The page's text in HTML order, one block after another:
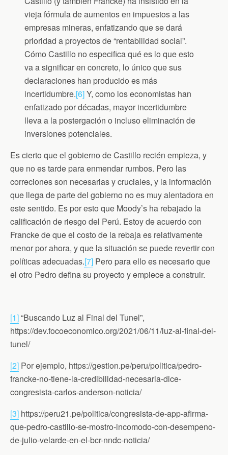
vieja fórmula de aumentos en impuestos a las
empresas mineras, enfatizando que se dará
prioridad a proyectos de “rentabilidad social”.
Cómo Castillo no especifica qué es lo que esto
va a significar en concreto, lo único que sus
declaraciones han producido es más
incertidumbre.[6]Y, como los economistas han
enfatizado por décadas, mayor incertidumbre
lleva a la postergación o incluso eliminación de
inversiones potenciales.
Es cierto que el gobierno de Castillo recién empieza, y
que no es tarde para enmendar rumbos. Pero las
correciones son necesarias y cruciales, y la información
que llega de parte del gobierno no es muy alentadora en
este sentido. Es por esto que Moody’s ha rebajado la
calificación de riesgo del Perú. Estoy de acuerdo con
Francke de que el costo de la rebaja es relativamente
menor por ahora, y que la situación se puede revertir con
políticas adecuadas.[7] Pero para ello es necesario que
el otro Pedro defina su proyecto y empiece a construir.
[1]“Buscando Luz al Final del Tunel”,
https://dev.focoeconomico.org/2021/06/11/luz-al-final-del-
tunel/
[2] Por ejemplo, https://gestion.pe/peru/politica/pedro-
francke-no-tiene-la-credibilidad-necesaria-dice-
congresista-carlos-anderson-noticia/
[3] https://peru21.pe/politica/congresista-de-app-afirma-
que-pedro-castillo-se-mostro-incomodo-con-desempeno-
de-julio-velarde-en-el-bcr-nndc-noticia/